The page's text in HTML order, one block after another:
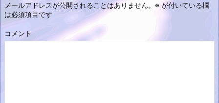
メールアドレスが公開されることはありません。 ※ が付いている欄
は必須項目です
コメント